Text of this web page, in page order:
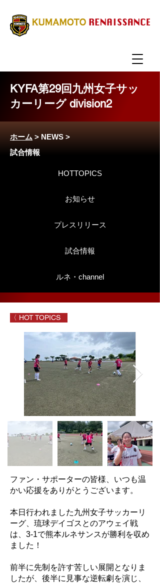
KYFA第29回九州女子サッ
カーリーグ division2
ホーム > NEWS >
試合情報
HOTTOPICS
お知らせ
プレスリリース
試合情報
ルネ・channel
〈 HOT TOPICS
ファン・サポーターの皆様、いつも温
かい応援をありがとうございます。
本日行われました九州女子サッカーリ
ーグ、琉球デイゴスとのアウェイ戦
は、3-1で熊本ルネサンスが勝利を収め
ました！
前半に先制を許す苦しい展開となりま
したが、後半に見事な逆転劇を演じ、